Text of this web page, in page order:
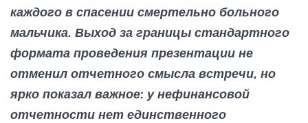
каждого в спасении смертельно больного
мальчика. Выход за границы стандартного
формата проведения презентации не
отменил отчетного смысла встречи, но
ярко показал важное: у нефинансовой
отчетности нет единственного